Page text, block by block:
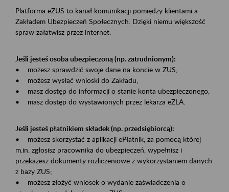
Platforma eZUS to kanał komunikacji pomiędzy klientami a
Zakładem Ubezpieczeń Społecznych. Dzięki niemu większość
spraw załatwisz przez internet.
Jeśli jesteś osoba ubezpieczoną (np. zatrudnionym):
• możesz sprawdzić swoje dane na koncie w ZUS,
• możesz wysłać wnioski do Zakładu,
• masz dostęp do informacji o stanie konta ubezpieczonego,
• masz dostęp do wystawionych przez lekarza eZLA.
Jeśli jesteś płatnikiem składek (np. przedsiębiorcą):
• możesz skorzystać z aplikacji ePłatnik, za pomocą której
m.in. zgłosisz pracownika do ubezpieczeń, wypełnisz i
przekażesz dokumenty rozliczeniowe z wykorzystaniem danych
z bazy ZUS;
• możesz złożyć wniosek o wydanie zaświadczenia o